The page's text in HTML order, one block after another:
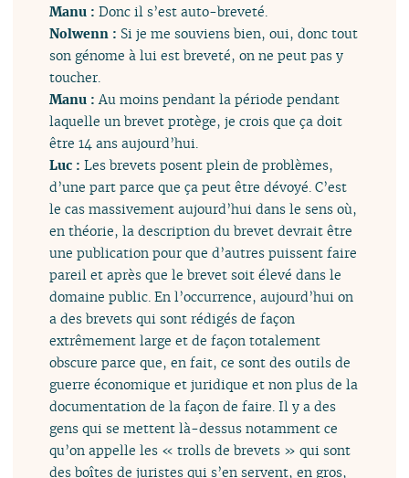
Manu :Donc il s’est auto-breveté.
Nolwenn : Si je me souviens bien, oui, donc tout
son génome à lui est breveté, on ne peut pas y
toucher.
Manu :Au moins pendant la période pendant
laquelle un brevet protège, je crois que ça doit
être 14 ans aujourd’hui.
Luc :Les brevets posent plein de problèmes,
d’une part parce que ça peut être dévoyé. C’est
le cas massivement aujourd’hui dans le sens où,
en théorie, la description du brevet devrait être
une publication pour que d’autres puissent faire
pareil et après que le brevet soit élevé dans le
domaine public. En l’occurrence, aujourd’hui on
a des brevets qui sont rédigés de façon
extrêmement large et de façon totalement
obscure parce que, en fait, ce sont des outils de
guerre économique et juridique et non plus de la
documentation de la façon de faire. Il y a des
gens qui se mettent là-dessus notamment ce
qu’on appelle les « trolls de brevets » qui sont
des boîtes de juristes qui s’en servent, en gros,